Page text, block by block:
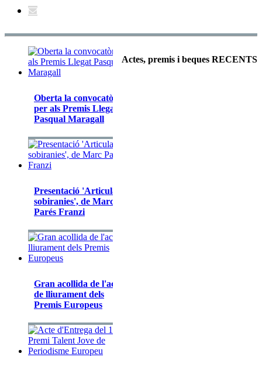
Actes, premis i beques RECENTS
Oberta la convocatòria
per als Premis Llegat
Pasqual Maragall
Presentació 'Articular
sobiranies', de Marc
Parés Franzi
Gran acollida de l'acte
de lliurament dels
Premis Europeus